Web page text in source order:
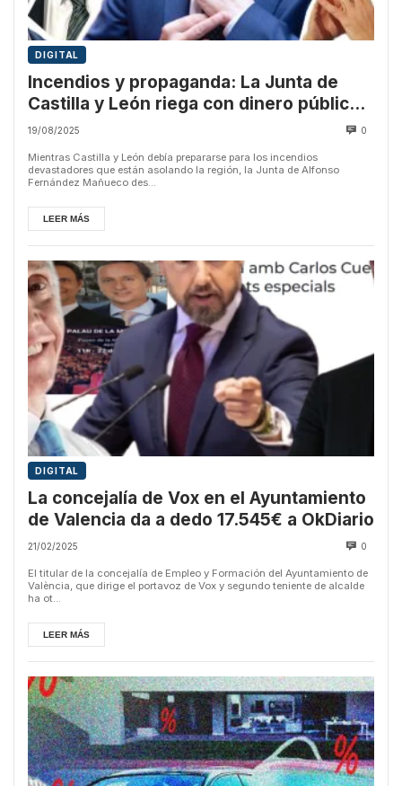
DIGITAL
Incendios y propaganda: La Junta de
Castilla y León riega con dinero público a
los medios que culpan a Sánchez
19/08/2025 0
Mientras Castilla y León debía prepararse para los incendios
devastadores que están asolando la región, la Junta de Alfonso
Fernández Mañueco des...
LEER MÁS
DIGITAL
La concejalía de Vox en el Ayuntamiento
de Valencia da a dedo 17.545€ a OkDiario
21/02/2025 0
El titular de la concejalía de Empleo y Formación del Ayuntamiento de
València, que dirige el portavoz de Vox y segundo teniente de alcalde
ha ot...
LEER MÁS